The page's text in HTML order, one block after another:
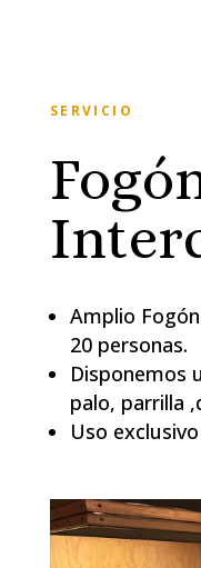
SERVICIO
Amplio
20 personas.
Disponemos
palo, parrilla
Uso